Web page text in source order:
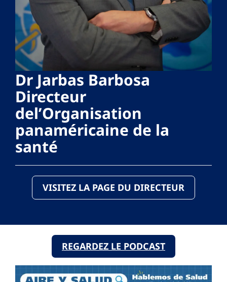
Dr Jarbas Barbosa
Directeur
del’Organisation
panaméricaine de la
santé
VISITEZ LA PAGE DU DIRECTEUR
REGARDEZ LE PODCAST